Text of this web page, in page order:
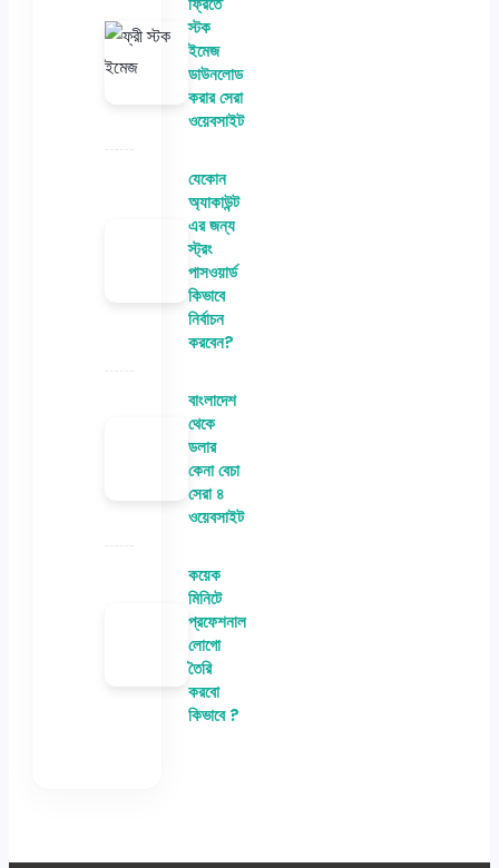
স্টক
ইমেজ
ডাউনলোড
করার সেরা
ওয়েবসাইট
যেকোন
অ্যাকাউন্ট
এর জন্য
স্ট্রং
পাসওয়ার্ড
কিভাবে
নির্বাচন
করবেন?
বাংলাদেশ
থেকে
ডলার
কেনা বেচা
সেরা ৪
ওয়েবসাইট
কয়েক
মিনিটে
প্রফেশনাল
লোগো
তৈরি
করবো
কিভাবে ?